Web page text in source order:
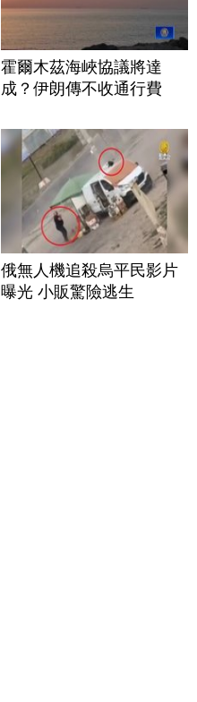
霍爾木茲海峽協議將達
成？伊朗傳不收通行費
俄無人機追殺烏平民影片
曝光 小販驚險逃生